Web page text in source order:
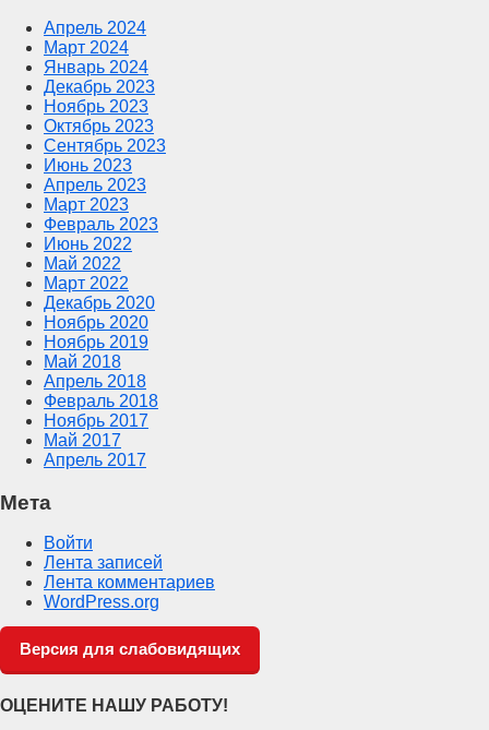
Апрель 2024
Март 2024
Январь 2024
Декабрь 2023
Ноябрь 2023
Октябрь 2023
Сентябрь 2023
Июнь 2023
Апрель 2023
Март 2023
Февраль 2023
Июнь 2022
Май 2022
Март 2022
Декабрь 2020
Ноябрь 2020
Ноябрь 2019
Май 2018
Апрель 2018
Февраль 2018
Ноябрь 2017
Май 2017
Апрель 2017
Мета
Войти
Лента записей
Лента комментариев
WordPress.org
Версия для слабовидящих
ОЦЕНИТЕ НАШУ РАБОТУ!